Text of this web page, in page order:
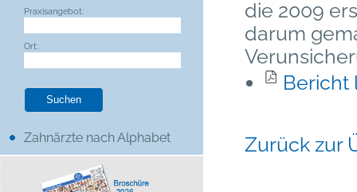
Praxisangebot:
Ort:
Zahnärzte nach Alphabet
die 2009
darum
Bericht
Zurück zur